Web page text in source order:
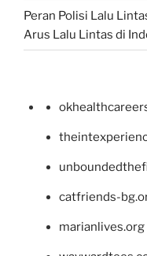
Peran Polisi Lalu
Arus Lalu Lintas di
catfriends-
marianlives.org